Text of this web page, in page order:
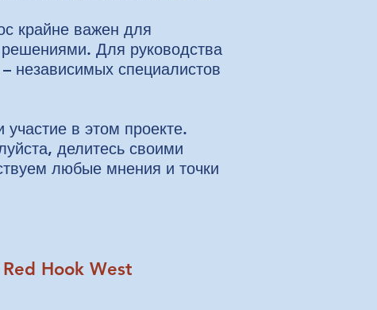
крайне важен для
Для руководства
независимых специалистов
в этом проекте.
делитесь своими
любые мнения и точки
Hook West